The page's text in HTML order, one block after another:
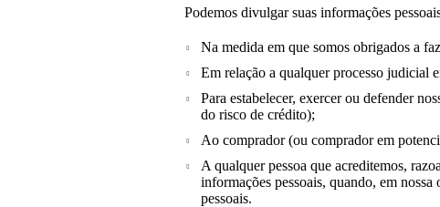
Podemos divulgar suas informações
Na medida em que somos obrigados a
Em relação a qualquer processo judicial
Para estabelecer, exercer ou defender
do risco de crédito);
Ao comprador (ou comprador em
A qualquer pessoa que acreditemos,
informações pessoais, quando, em
pessoais.